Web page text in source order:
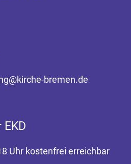
bremen.de
Uhr kostenfrei erreichbar